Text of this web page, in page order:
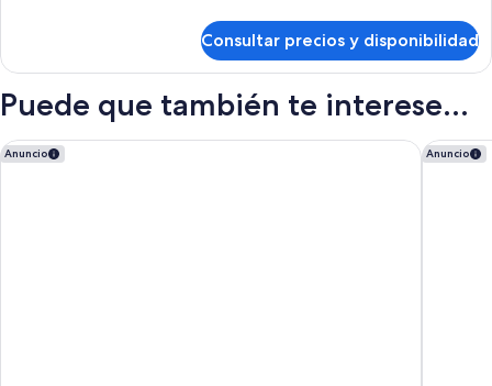
grande,
vistas
a
montaña
Deluxe,
cama
matrimonio
grande,
Consultar precios y disponibilidad
Puede que también te interese...
Anuncio
Delta Hotels by Marriott Vancouver Downtown Suites -Anuncio
JW